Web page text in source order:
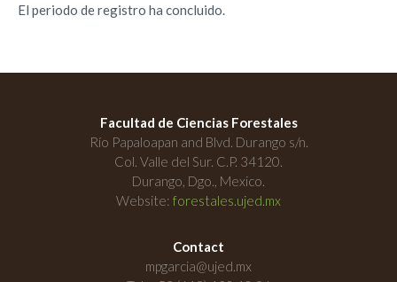
El periodo de registro ha concluido.
Facultad de Ciencias Forestales
Río Papaloapan and Blvd. Durango s/n.
Col. Valle del Sur. C.P. 34120.
Durango, Dgo., Mexico.
Website: forestales.ujed.mx
Contact
mpgarcia@ujed.mx